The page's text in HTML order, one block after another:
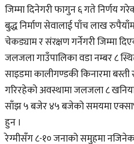
जिम्मा दिनेगरी फागुन ६ गते निर्णय
बुद्ध निर्माण सेवालाई पाँच लाख
चेकड्याम र संरक्षण गर्नेगरी जिम्मा
जलजला गाउँपालिका वडा नम्बर ८
साइडमा कालीगण्डकी किनारमा
गरिरहेको अवस्थामा जलजला ८
साँझ ५ बजेर ४५ बजेको समयमा
हुन ।
रेग्मीसँग ८-१० जनाको समुहमा